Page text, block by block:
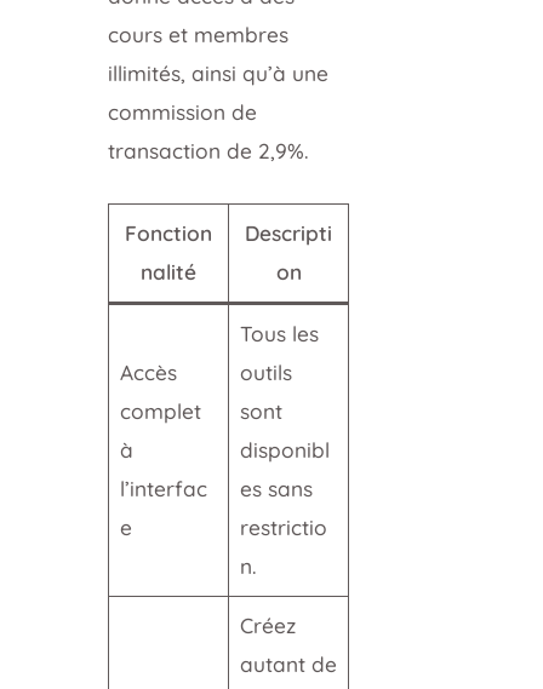
cours et membres
illimités, ainsi qu’à une
commission de
transaction de 2,9%.
Fonction
nalité
Descripti
on
Accès
complet
à
l’interfac
e
Tous les
outils
sont
disponibl
es sans
restrictio
n.
Créez
autant de